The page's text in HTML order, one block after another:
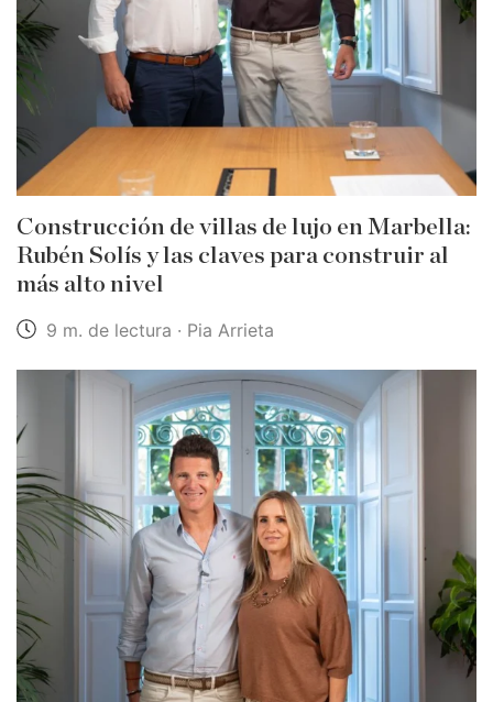
Construcción de villas de lujo en Marbella:
Rubén Solís y las claves para construir al
más alto nivel
9 m. de lectura · Pia Arrieta